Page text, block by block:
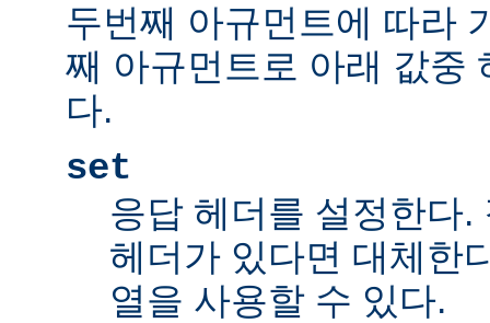
두번째 아규먼트에 따라
째 아규먼트로 아래 값중
다.
set
응답 헤더를 설정한다.
헤더가 있다면 대체한
열을 사용할 수 있다.